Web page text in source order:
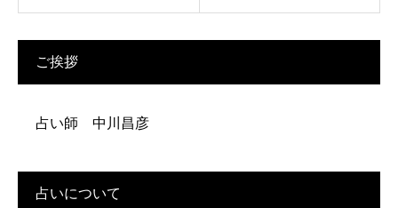
ご挨拶
占い師 中川昌彦
占いについて